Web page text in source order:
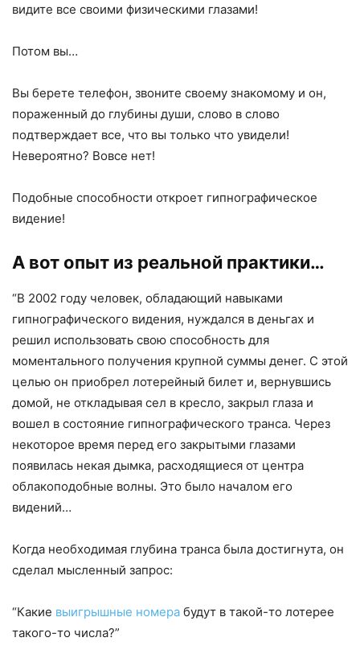
видите все своими физическими глазами!
Потом вы…
Вы берете телефон, звоните своему знакомому и он,
пораженный до глубины души, слово в слово
подтверждает все, что вы только что увидели!
Невероятно? Вовсе нет!
Подобные способности откроет гипнографическое
видение!
А вот опыт из реальной практики…
“В 2002 году человек, обладающий навыками
гипнографического видения, нуждался в деньгах и
решил использовать свою способность для
моментального получения крупной суммы денег. С этой
целью он приобрел лотерейный билет и, вернувшись
домой, не откладывая сел в кресло, закрыл глаза и
вошел в состояние гипнографического транса. Через
некоторое время перед его закрытыми глазами
появилась некая дымка, расходящиеся от центра
облакоподобные волны. Это было началом его
видений…
Когда необходимая глубина транса была достигнута, он
сделал мысленный запрос:
“Какие выигрышные номера будут в такой-то лотерее
такого-то числа?”